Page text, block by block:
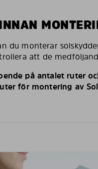
du monterar
att de
på antalet ruter
för montering av